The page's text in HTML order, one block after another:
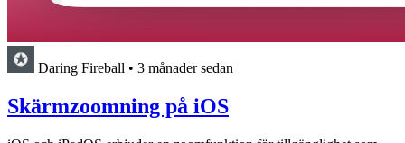
Daring Fireball • 3 månader sedan
Skärmzoomning på iOS